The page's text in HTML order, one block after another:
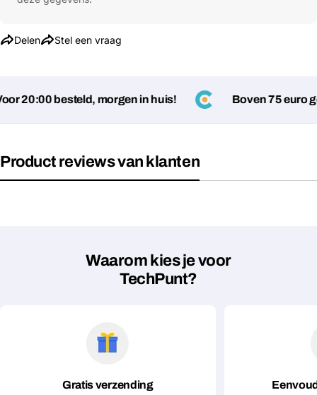
Delen
Deel dit product
Stel een vraag
Velden gemarkeerd met * zijn verplicht
20:00 besteld, morgen in huis! Boven 75 euro
Product reviews van klanten
Waarom kies je voor
TechPunt?
Gratis verzending